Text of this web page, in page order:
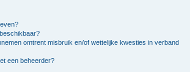
omtrent misbruik en/of wettelijke kwesties in verband
een beheerder?